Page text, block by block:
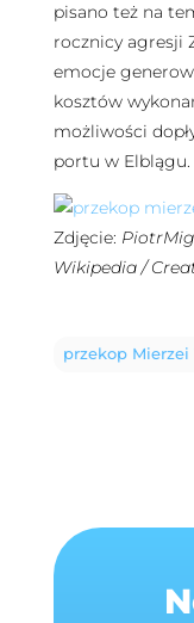
pisano też na
rocznicy agresji
emocje
kosztów
możliwości
portu w Elblągu.
Zdjęcie: PiotrMig
Wikipedia /
przekop